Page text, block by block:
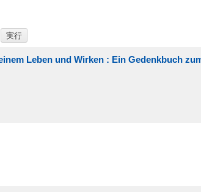
Leben und Wirken : Ein Gedenkbuch